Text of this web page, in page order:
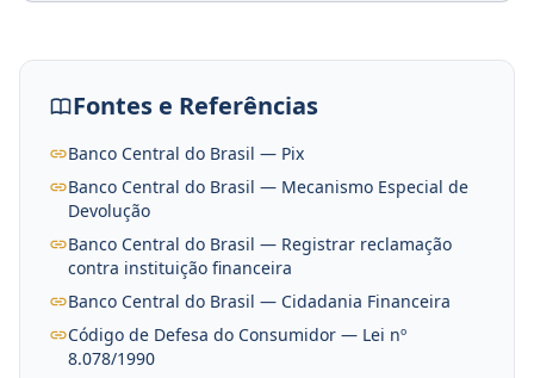
Fontes e Referências
Banco Central do Brasil — Pix
Banco Central do Brasil — Mecanismo Especial de
Devolução
Banco Central do Brasil — Registrar reclamação
contra instituição financeira
Banco Central do Brasil — Cidadania Financeira
Código de Defesa do Consumidor — Lei nº
8.078/1990